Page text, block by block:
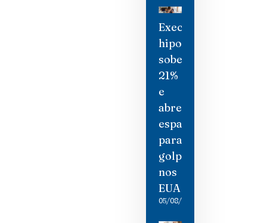
Execuções
hipotecárias
sobem
21%
e
abrem
espaço
para
golpistas
nos
EUA
05/08/2026